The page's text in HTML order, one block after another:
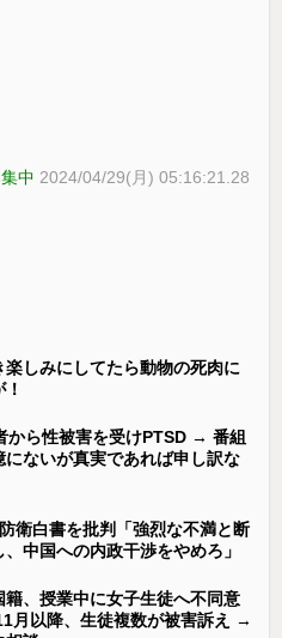
中 2024/04/29(月) 05:16:21.28
楽しみにしてたら動物の死肉に
から性被害を受けPTSD → 番組
ないが真実であれば申し訳な
衛白書を批判「強烈な不満と断
中国への内政干渉をやめろ」
、授業中に女子生徒へ不同意
以降、生徒複数が被害訴え →